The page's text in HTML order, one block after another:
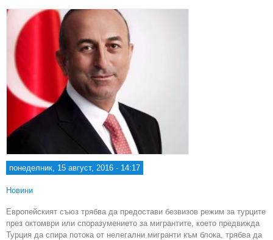
понеделник, 15 август, 2016 - 14:17
Новини
Европейският съюз трябва да предостави безвизов режим за турците
през октомври или споразумението за мигрантите, което предвижда
Турция да спира потока от нелегални мигранти към блока, трябва да